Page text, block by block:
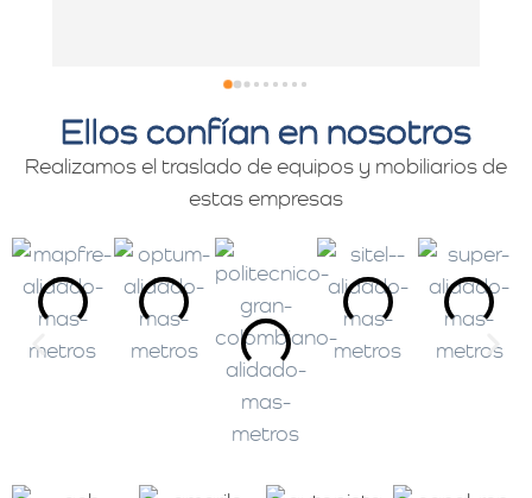
Ellos confían en nosotros
Realizamos el traslado de equipos y mobiliarios de
estas empresas